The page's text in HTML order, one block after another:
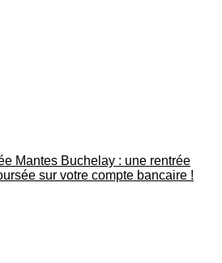
Mantes Buchelay : une rentrée
sur votre compte bancaire !